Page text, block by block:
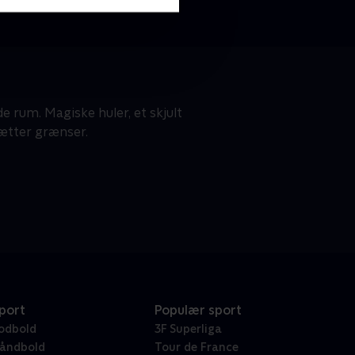
rum. Magiske huler, et skjult
grænser.
Populær sport
3F Superliga
Tour de France